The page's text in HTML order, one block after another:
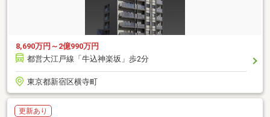
8,690万円～2億990万円
都営大江戸線「牛込神楽坂」歩2分
東京都新宿区横寺町
更新あり